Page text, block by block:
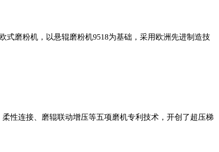
磨粉机，以悬辊磨粉机9518为基础，采用欧洲先进制造技
性连接、磨辊联动增压等五项磨机专利技术，开创了超压梯